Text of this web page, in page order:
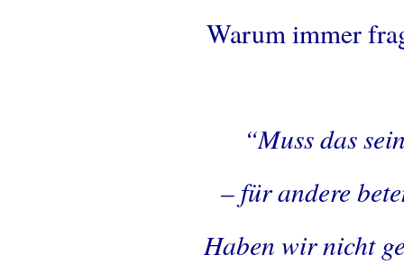
Warum immer
“Muss das
– für andere
Haben wir nicht